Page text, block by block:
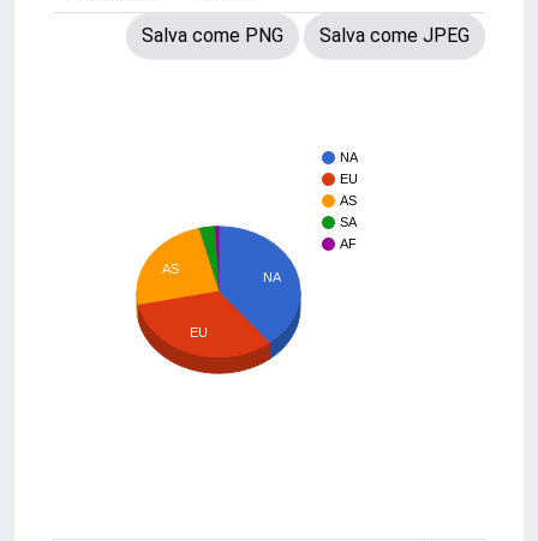
Salva come PNG Salva come JPEG
NA
EU
AS
SA
AF
NA
AS
EU